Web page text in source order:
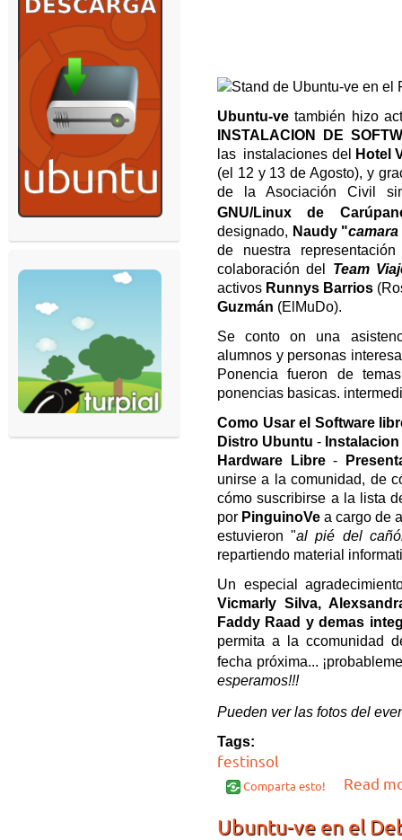
Ubuntu-ve también hizo
INSTALACION DE
las instalaciones del
Hotel
(el 12 y 13 de Agosto), y
de la Asociación Civil
GNU/Linux de
designado, Naudy "
de nuestra
colaboración del Team
activos Runnys Barrios
Guzmán (ElMuDo).
Se conto on una
alumnos y personas
Ponencia fueron de
ponencias basicas.
Como Usar el Software
Distro Ubuntu -
Hardware Libre-
unirse a la comunidad, de
cómo suscribirse a la lista
por PinguinoVe a cargo de
estuvieron "al pié del
repartiendo material
Un especial
Vicmarly Silva,
Faddy Raad y demas
permita a la ccomunidad
fecha próxima...
esperamos!!!
Pueden ver las fotos del
Tags:
festinsol
Comparta esto! Read
Ubuntu-ve en el